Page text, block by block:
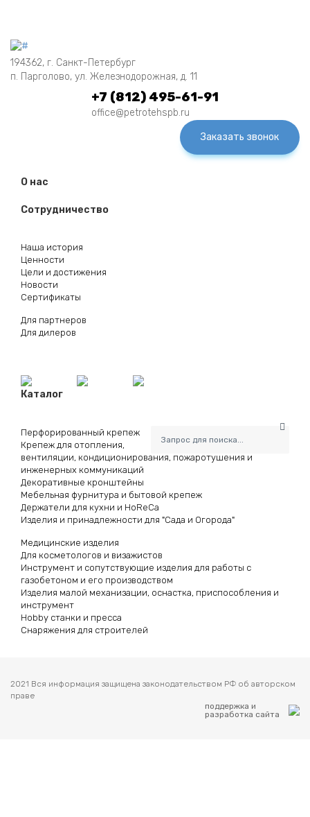
194362, г. Санкт-Петербург
п. Парголово, ул. Железнодорожная, д. 11
+7 (812) 495-61-91
office@petrotehspb.ru
Заказать звонок
О нас
Сотрудничество
Наша история
Ценности
Цели и достижения
Новости
Сертификаты
Для партнеров
Для дилеров
Каталог
Перфорированный крепеж
Крепеж для отопления,
вентиляции, кондиционирования, пожаротушения и
инженерных коммуникаций
Декоративные кронштейны
Мебельная фурнитура и бытовой крепеж
Держатели для кухни и HoReCa
Изделия и принадлежности для "Сада и Огорода"
Медицинские изделия
Для косметологов и визажистов
Инструмент и сопутствующие изделия для работы с
газобетоном и его производством
Изделия малой механизации, оснастка, приспособления и
инструмент
Hobby станки и пресса
Снаряжения для строителей
2021 Вся информация защищена законодательством РФ об авторском
праве
поддержка и
разработка сайта